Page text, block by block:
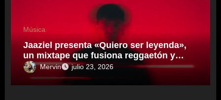
Música
Jaaziel presenta «Quiero ser leyenda»,
un mixtape que fusiona reggaetón y
electrónica desde una visión propia
inspirado en el sonidero Mexicano.
Mervin julio 23, 2026